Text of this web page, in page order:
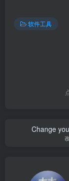
软件工具
Change